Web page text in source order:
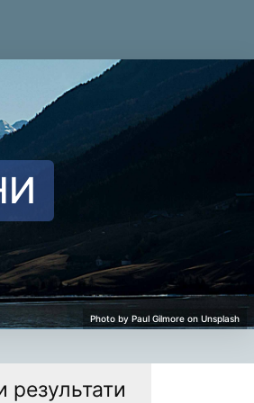
результати